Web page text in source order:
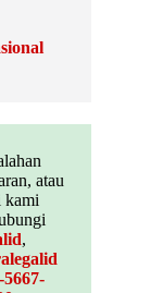
atau
kami
,
5667-